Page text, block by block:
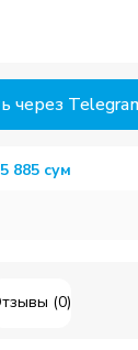
(0)
через
885 сум